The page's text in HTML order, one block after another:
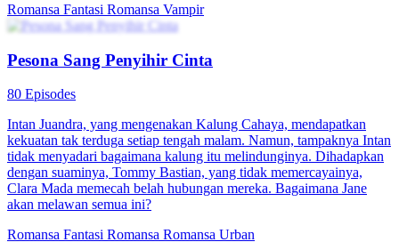
Romansa Fantasi Romansa Vampir
Pesona Sang Penyihir Cinta
80 Episodes
Intan Juandra, yang mengenakan Kalung Cahaya, mendapatkan
kekuatan tak terduga setiap tengah malam. Namun, tampaknya Intan
tidak menyadari bagaimana kalung itu melindunginya. Dihadapkan
dengan suaminya, Tommy Bastian, yang tidak memercayainya,
Clara Mada memecah belah hubungan mereka. Bagaimana Jane
akan melawan semua ini?
Romansa Fantasi Romansa Romansa Urban